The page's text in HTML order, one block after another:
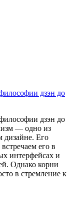
дзэн до
дзэн до
— одно из
дизайне. Его
его в
интерфейсах и
Однако корни
в стремление к